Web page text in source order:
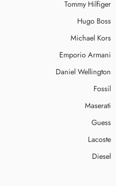
Tommy Hilfiger
Hugo Boss
Michael Kors
Emporio Armani
Daniel Wellington
Fossil
Maserati
Guess
Lacoste
Diesel